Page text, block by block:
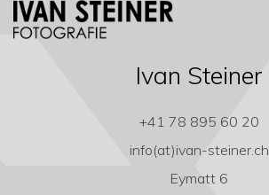
Ivan Steiner
+41 78 895 60 20
info(at)ivan-steiner.ch
Eymatt 6